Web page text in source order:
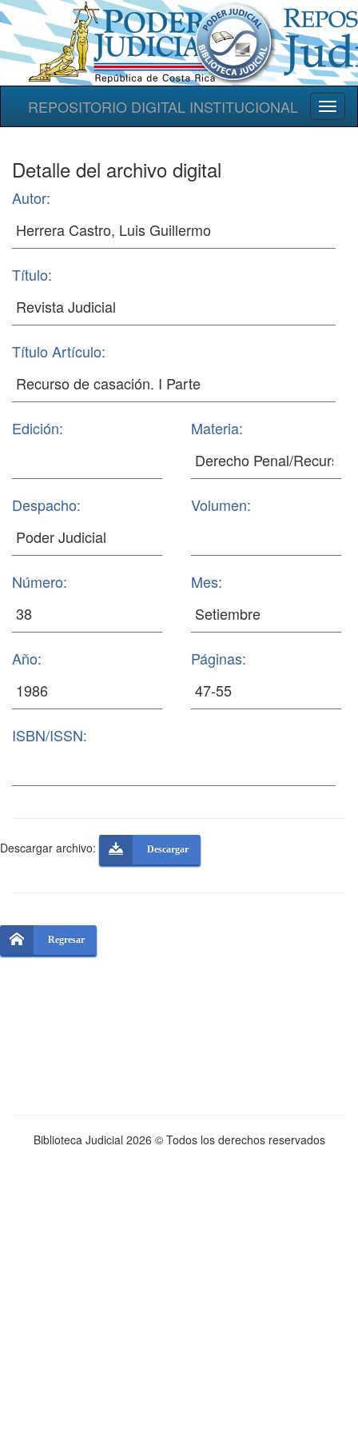
REPOSITORIO DIGITAL INSTITUCIONAL
Detalle del archivo digital
Autor:
Título:
Título Artículo:
Edición: Materia:
Despacho: Volumen:
Número: Mes:
Año: Páginas:
ISBN/ISSN:
Descargar archivo: Descargar
Regresar
Biblioteca Judicial 2026 © Todos los derechos reservados